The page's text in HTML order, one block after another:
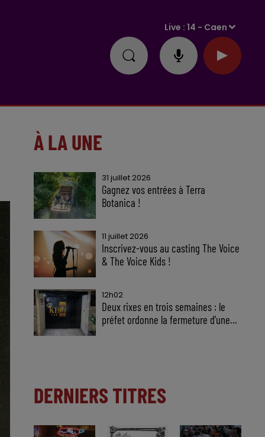
Live :14 - Caen
À LA UNE
31 juillet 2026
Gagnez vos entrées à Terra
Botanica !
11 juillet 2026
Inscrivez-vous au casting The Voice
& The Voice Kids !
12h02
Deux rixes en trois semaines : le
préfet ordonne la fermeture d'une...
DERNIERS TITRES